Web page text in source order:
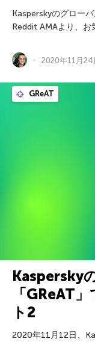
Kasperskyのグロー
Reddit AMAより、お
2020年11月24
GReAT
Kaspersky
「GReAT
ト2
2020年11月12日、